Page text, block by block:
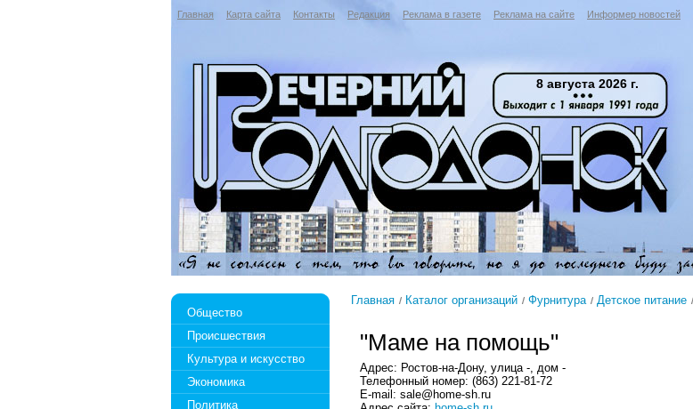
Главная Карта сайта Контакты Редакция Реклама в газете Реклама на сайте Информер новостей
8 августа 2026 г.
Общество
Происшествия
Культура и искусство
Экономика
Политика
Главная Каталог организаций Фурнитура Детское питание
"Маме на помощь"
Адрес: Ростов-на-Дону, улица -, дом -
Телефонный номер: (863) 221-81-72
E-mail: sale@home-sh.ru